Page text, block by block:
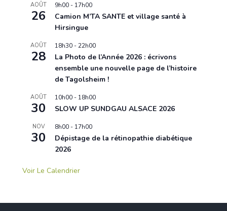
AOÛT
26
9h00 - 17h00
Camion M’TA SANTE et village santé à
Hirsingue
AOÛT
28
18h30 -22h00
La Photo de l’Année 2026 : écrivons
ensemble une nouvelle page de l’histoire
de Tagolsheim !
AOÛT
30
10h00 - 18h00
SLOW UP SUNDGAU ALSACE 2026
NOV
30
8h00 - 17h00
Dépistage de la rétinopathie diabétique
2026
Voir Le Calendrier